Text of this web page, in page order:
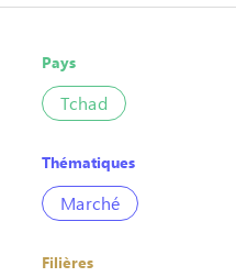
Pays
Tchad
Thématiques
Marché
Filières